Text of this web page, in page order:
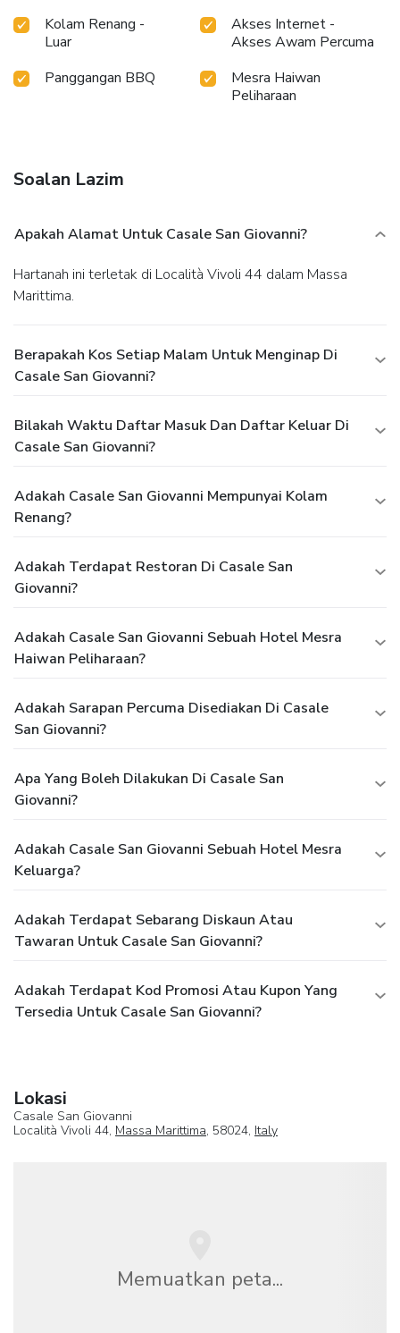
Kolam Renang -
Luar
Akses Internet -
Akses Awam Percuma
Panggangan BBQ
Mesra Haiwan
Peliharaan
Soalan Lazim
Apakah Alamat Untuk Casale San Giovanni?
Hartanah ini terletak di Località Vivoli 44 dalam Massa
Marittima.
Berapakah Kos Setiap Malam Untuk Menginap Di
Casale San Giovanni?
Bilakah Waktu Daftar Masuk Dan Daftar Keluar Di
Casale San Giovanni?
Adakah Casale San Giovanni Mempunyai Kolam
Renang?
Adakah Terdapat Restoran Di Casale San
Giovanni?
Adakah Casale San Giovanni Sebuah Hotel Mesra
Haiwan Peliharaan?
Adakah Sarapan Percuma Disediakan Di Casale
San Giovanni?
Apa Yang Boleh Dilakukan Di Casale San
Giovanni?
Adakah Casale San Giovanni Sebuah Hotel Mesra
Keluarga?
Adakah Terdapat Sebarang Diskaun Atau
Tawaran Untuk Casale San Giovanni?
Adakah Terdapat Kod Promosi Atau Kupon Yang
Tersedia Untuk Casale San Giovanni?
Lokasi
Casale San Giovanni
Località Vivoli 44, Massa Marittima, 58024, Italy
Memuatkan peta...